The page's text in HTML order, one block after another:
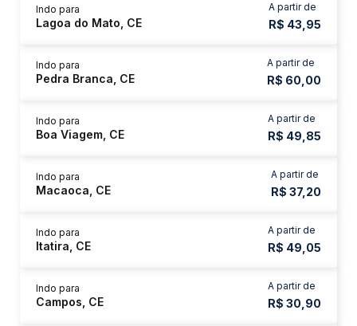
A partir de
R$ 43,95
Indo para
Lagoa do Mato, CE
A partir de
R$ 60,00
Indo para
Pedra Branca, CE
A partir de
R$ 49,85
Indo para
Boa Viagem, CE
A partir de
R$ 37,20
Indo para
Macaoca, CE
A partir de
R$ 49,05
Indo para
Itatira, CE
A partir de
R$ 30,90
Indo para
Campos, CE